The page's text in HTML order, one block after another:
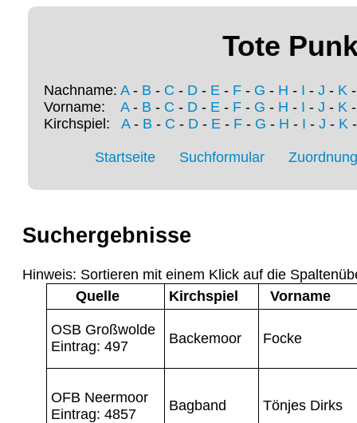
Tote
Nachname: A- B - C - D - E - F - G - H - I - J - K
Vorname: A- B - C - D - E - F - G - H - I - J - K
Kirchspiel: A- B - C - D- E- F- G - H - I - J - K
Startseite Suchformular
Suchergebnisse
Hinweis: Sortieren mit einem Klick auf die
Quelle
Kirchspiel Vorname
OSB Großwolde
Eintrag: 497
Backemoor Focke
OFB Neermoor
Eintrag: 4857
Bagband Tönjes Dirks